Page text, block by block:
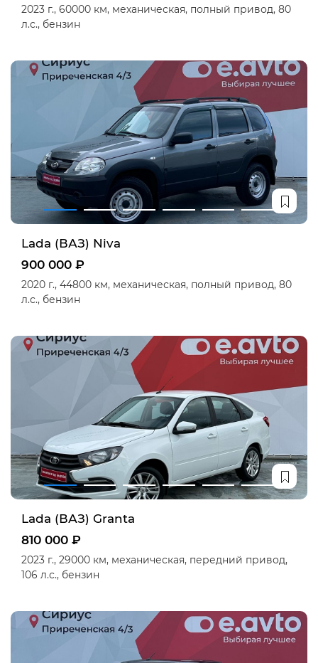
2023 г., 60000 км, механическая, полный привод, 80
л.с., бензин
Lada (ВАЗ) Niva
900 000 ₽
2020 г., 44800 км, механическая, полный привод, 80
л.с., бензин
Lada (ВАЗ) Granta
810 000 ₽
2023 г., 29000 км, механическая, передний привод,
106 л.с., бензин